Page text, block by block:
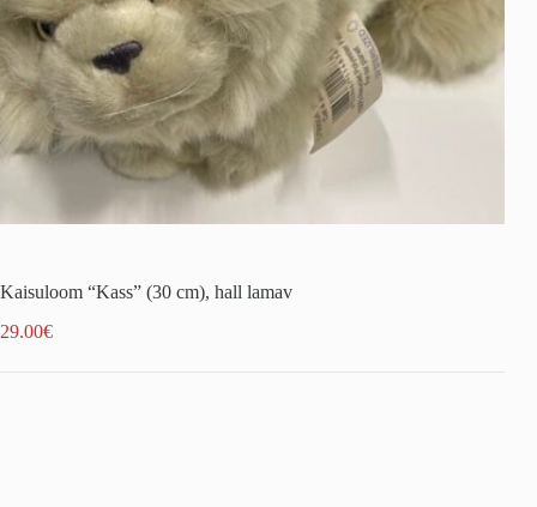
Kaisuloom “Kass” (30 cm), hall lamav
29.00€